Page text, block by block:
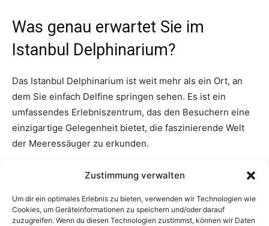
Zustimmung verwalten
Um dir ein optimales Erlebnis zu bieten, verwenden wir Technologien wie
Cookies, um Geräteinformationen zu speichern und/oder darauf
zuzugreifen. Wenn du diesen Technologien zustimmst, können wir Daten